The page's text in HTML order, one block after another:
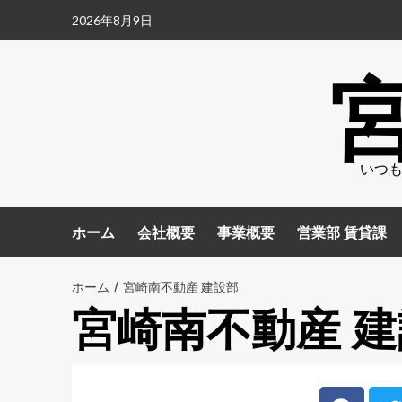
2026年8月9日
いつ
ホーム 会社概要 事業概要 営業部 賃貸課
ホーム 宮崎南不動産 建設部
宮崎南不動産